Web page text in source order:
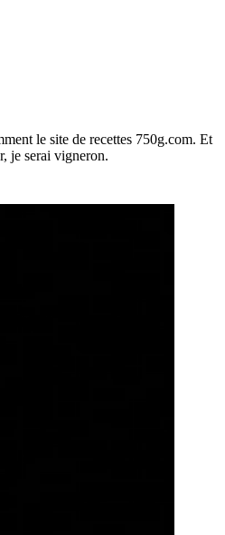
le site de recettes 750g.com. Et
je serai vigneron.